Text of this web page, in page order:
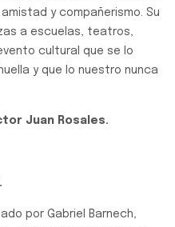
y compañerismo. Su
a escuelas, teatros,
cultural que se lo
y que lo nuestro nunca
Juan Rosales.
por Gabriel Barnech,